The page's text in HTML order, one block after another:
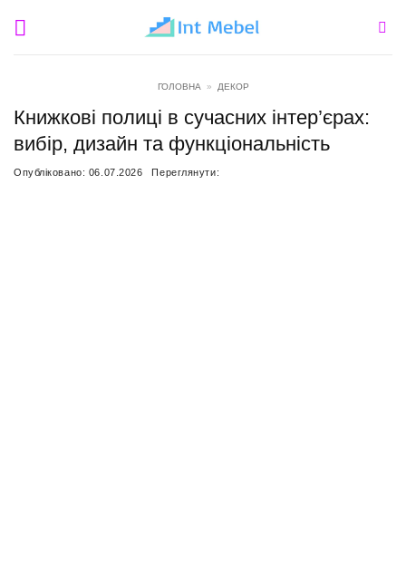
ГОЛОВНА » ДЕКОР
Книжкові полиці в сучасних інтер’єрах:
вибір, дизайн та функціональність
Опубліковано: 06.07.2026 Переглянути: